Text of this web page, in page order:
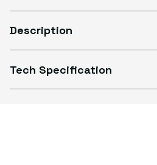
Description
Tech Specification